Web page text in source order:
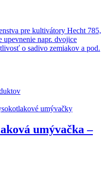
pre kultivátory Hecht 785,
upevnenie napr. dvojice
o sadivo zemiakov a pod.
umývačky
umývačka –